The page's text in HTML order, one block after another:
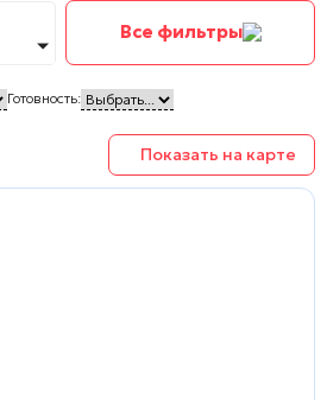
Все фильтры
Готовность:
Показать на карте